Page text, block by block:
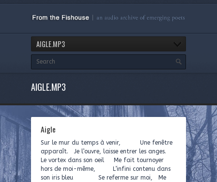
AIGLE.MP3
AIGLE.MP3
Aigle
Sur le mur du temps à venir, Une fenêtre
apparaît. Je l’ouvre, laisse entrer les anges.
Le vortex dans son oeil Me fait tournoyer
hors de moi-même, L’infini contenu dans
son iris bleu Se referme sur moi, Me